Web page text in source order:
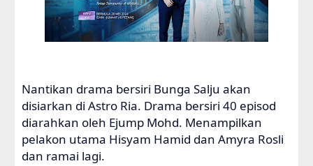
Nantikan drama bersiri Bunga Salju akan
disiarkan di Astro Ria. Drama bersiri 40 episod
diarahkan oleh Ejump Mohd. Menampilkan
pelakon utama Hisyam Hamid dan Amyra Rosli
dan ramai lagi.